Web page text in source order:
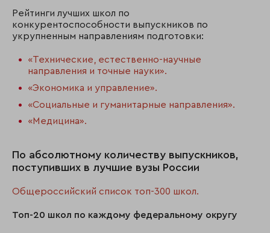
Рейтинги лучших школ по
конкурентоспособности выпускников по
укрупненным направлениям подготовки:
«Технические, естественно-научные
направления и точные науки».
«Экономика и управление».
«Социальные и гуманитарные направления».
«Медицина».
По абсолютному количеству выпускников,
поступивших в лучшие вузы России
Общероссийский список топ-300 школ.
Топ-20 школ по каждому федеральному округу